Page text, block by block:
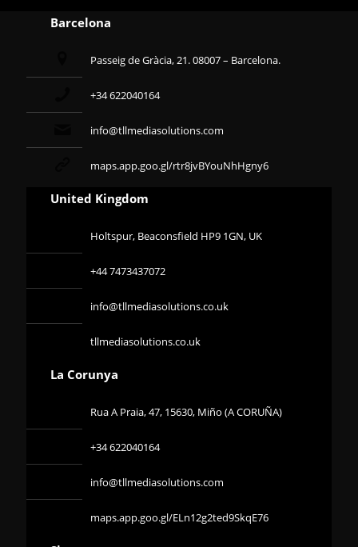
Barcelona
Passeig de Gràcia, 21. 08007 – Barcelona.
+34 622040164
info@tllmediasolutions.com
maps.app.goo.gl/rtr8jvBYouNhHgny6
United Kingdom
Holtspur, Beaconsfield HP9 1GN, UK
+44 7473437072
info@tllmediasolutions.co.uk
tllmediasolutions.co.uk
La Corunya
Rua A Praia, 47, 15630, Miño (A CORUÑA)
+34 622040164
info@tllmediasolutions.com
maps.app.goo.gl/ELn12g2ted9SkqE76